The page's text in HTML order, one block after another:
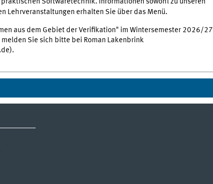
Lehrveranstaltungen erhalten Sie über das Menü.
aus dem Gebiet der Verifikation" im Wintersemester 2026/27
Sie sich bitte bei Roman Lakenbrink